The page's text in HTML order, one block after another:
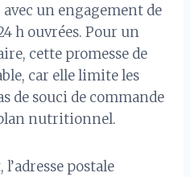
avec un engagement de
h ouvrées. Pour un
cette promesse de
car elle limite les
de souci de commande
nutritionnel.
postale